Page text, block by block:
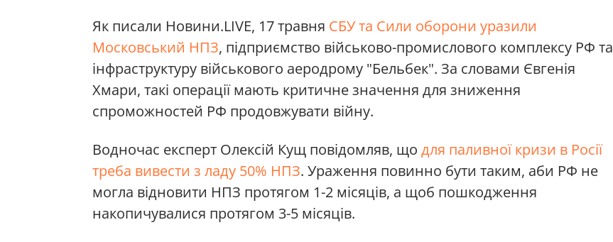
Як писали Новини.LIVE, 17 травня СБУ та Сили оборони уразили
Московський НПЗ, підприємство військово-промислового комплексу РФ та
інфраструктуру військового аеродрому "Бельбек". За словами Євгенія
Хмари, такі операції мають критичне значення для зниження
спроможностей РФ продовжувати війну.
Водночас експерт Олексій Кущ повідомляв, що для паливної кризи в Росії
треба вивести з ладу 50% НПЗ. Ураження повинно бути таким, аби РФ не
могла відновити НПЗ протягом 1-2 місяців, а щоб пошкодження
накопичувалися протягом 3-5 місяців.